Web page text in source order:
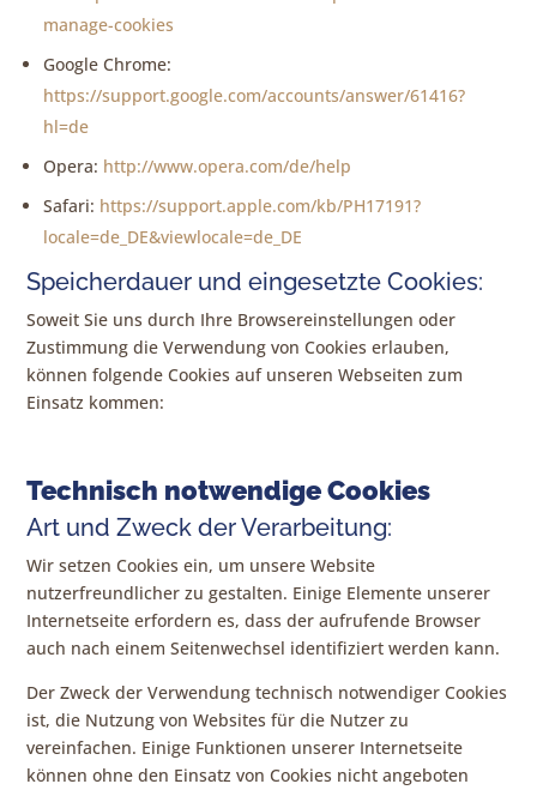
manage-cookies
Google Chrome:
https://support.google.com/accounts/answer/61416?
hl=de
Opera: http://www.opera.com/de/help
Safari: https://support.apple.com/kb/PH17191?
locale=de_DE&viewlocale=de_DE
Speicherdauer und eingesetzte Cookies:
Soweit Sie uns durch Ihre Browsereinstellungen oder
Zustimmung die Verwendung von Cookies erlauben,
können folgende Cookies auf unseren Webseiten zum
Einsatz kommen:
Technisch notwendige Cookies
Art und Zweck der Verarbeitung:
Wir setzen Cookies ein, um unsere Website
nutzerfreundlicher zu gestalten. Einige Elemente unserer
Internetseite erfordern es, dass der aufrufende Browser
auch nach einem Seitenwechsel identifiziert werden kann.
Der Zweck der Verwendung technisch notwendiger Cookies
ist, die Nutzung von Websites für die Nutzer zu
vereinfachen. Einige Funktionen unserer Internetseite
können ohne den Einsatz von Cookies nicht angeboten